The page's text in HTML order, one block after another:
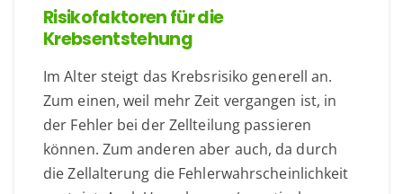
Risikofaktoren für die
Krebsentstehung
Im Alter steigt das Krebsrisiko generell an.
Zum einen, weil mehr Zeit vergangen ist, in
der Fehler bei der Zellteilung passieren
können. Zum anderen aber auch, da durch
die Zellalterung die Fehlerwahrscheinlichkeit